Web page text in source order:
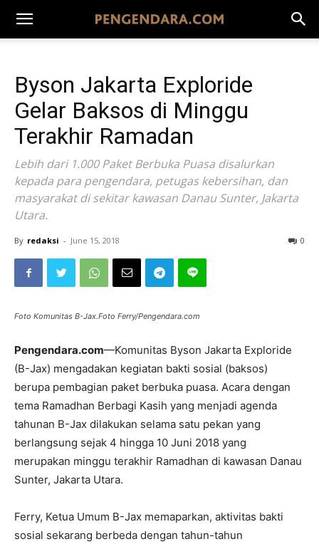
Byson Jakarta Exploride
Gelar Baksos di Minggu
Terakhir Ramadan
Lebih dari 1.000 Paket Berbuka Puasa disalurkan
kepada para pengendara, petugas kebersihan, dan
masyarakat di sekitar kawasan Danau Sunter, Jakarta
Utara.
By redaksi - June 15, 2018 0
Foto Komunitas B-Jax.Foto Ferry/Pengendara.com
Pengendara.com—Komunitas Byson Jakarta Exploride
(B-Jax) mengadakan kegiatan bakti sosial (baksos)
berupa pembagian paket berbuka puasa. Acara dengan
tema Ramadhan Berbagi Kasih yang menjadi agenda
tahunan B-Jax dilakukan selama satu pekan yang
berlangsung sejak 4 hingga 10 Juni 2018 yang
merupakan minggu terakhir Ramadhan di kawasan Danau
Sunter, Jakarta Utara.
Ferry, Ketua Umum B-Jax memaparkan, aktivitas bakti
sosial sekarang berbeda dengan tahun-tahun